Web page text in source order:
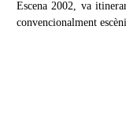
Escena 2002, va
convencionalment